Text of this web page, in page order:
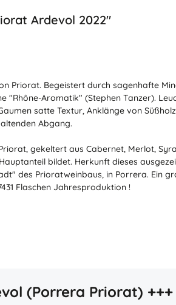
Ardevol 2022"
Priorat. Begeistert durch sagenhafte
"Rhône-Aromatik" (Stephen Tanzer).
satte Textur, Anklänge von
Abgang.
gekeltert aus Cabernet, Merlot,
bildet. Herkunft dieses
des Prioratweinbaus, in Porrera. Ein
Flaschen Jahresproduktion !
(Porrera Priorat)